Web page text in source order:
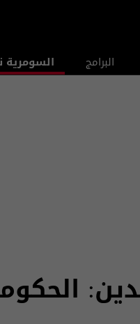
البرامج السومرية